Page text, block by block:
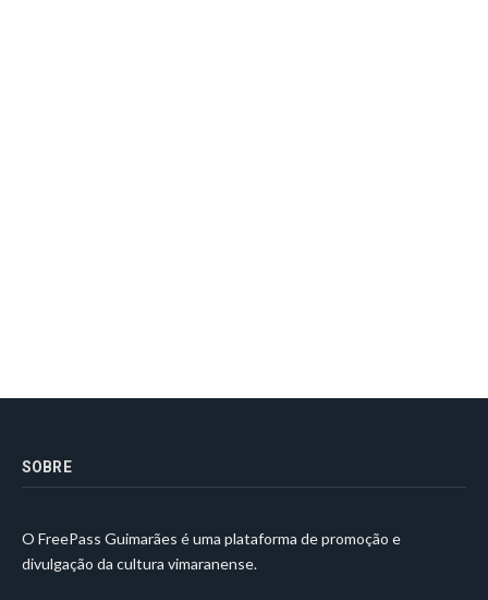
SOBRE
O FreePass Guimarães é uma plataforma de promoção e
divulgação da cultura vimaranense.